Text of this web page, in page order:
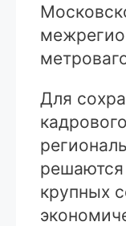
Для
решаются
крупных